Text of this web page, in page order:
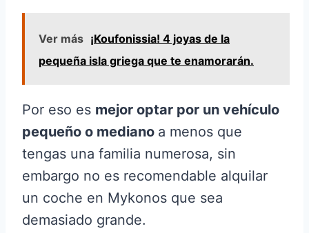
Ver más ¡Koufonissia! 4 joyas de la
pequeña isla griega que te enamorarán.
Por eso es mejor optar por un vehículo
pequeño o mediano a menos que
tengas una familia numerosa, sin
embargo no es recomendable alquilar
un coche en Mykonos que sea
demasiado grande.